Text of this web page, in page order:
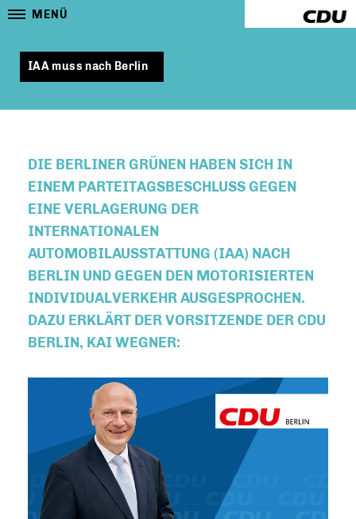
MENÜ
IAA muss nach Berlin
DIE BERLINER GRÜNEN HABEN SICH IN
EINEM PARTEITAGSBESCHLUSS GEGEN
EINE VERLAGERUNG DER
INTERNATIONALEN
AUTOMOBILAUSSTATTUNG (IAA) NACH
BERLIN UND GEGEN DEN MOTORISIERTEN
INDIVIDUALVERKEHR AUSGESPROCHEN.
DAZU ERKLÄRT DER VORSITZENDE DER CDU
BERLIN, KAI WEGNER: